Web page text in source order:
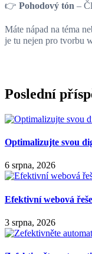
👉 Pohodový tón –
Máte nápad na téma
je tu nejen pro tvorbu
Poslední
Optimalizujte svou
6 srpna, 2026
Efektivní webová
3 srpna, 2026